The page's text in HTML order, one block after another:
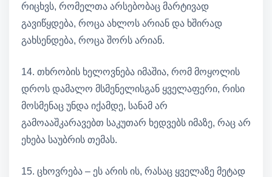
რიცხვს, რომელთა არსებობაც მარტივად
გავიწყდება, როცა ახლოს არიან და ხშირად
გახსენდება, როცა შორს არიან.
14. თხრობის ხელოვნება იმაშია, რომ მოყოლის
დროს დამალო მსმენელისგან ყველაფერი, რისი
მოსმენაც უნდა იქამდე, სანამ არ
გამოააშკარავებთ საკუთარ ხედვებს იმაზე, რაც არ
ეხება საუბრის თემას.
15. ცხოვრება – ეს არის ის, რასაც ყველაზე მეტად